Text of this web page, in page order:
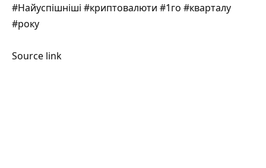
#Найуспішніші #криптовалюти #1го #кварталу
#року
Source link